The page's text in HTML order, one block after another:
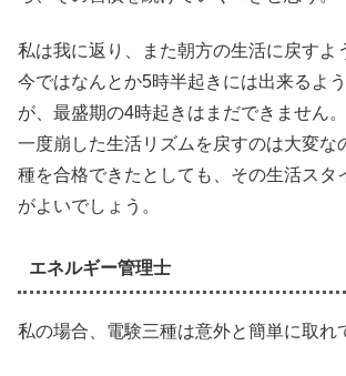
私は我に返り、また朝方の生活に戻すよ
今ではなんとか5時半起きには出来るよ
が、最盛期の4時起きはまだできません。
一度崩した生活リズムを戻すのは大変な
種を合格できたとしても、その生活スタ
がよいでしょう。
エネルギー管理士
私の場合、電験三種は意外と簡単に取れ